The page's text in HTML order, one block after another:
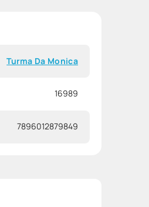
Turma Da Monica
16989
7896012879849